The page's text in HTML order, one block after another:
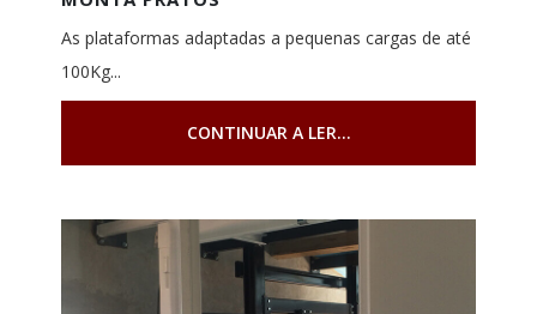
As plataformas adaptadas a pequenas cargas de até
100Kg...
CONTINUAR A LER...